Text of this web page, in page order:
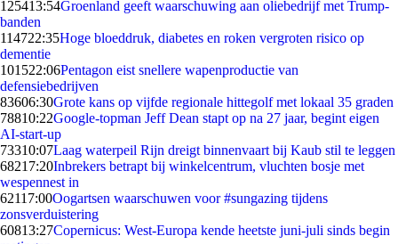
125413:54Groenland geeft waarschuwing aan oliebedrijf met Trump-
banden
114722:35Hoge bloeddruk, diabetes en roken vergroten risico op
dementie
101522:06Pentagon eist snellere wapenproductie van
defensiebedrijven
83606:30Grote kans op vijfde regionale hittegolf met lokaal 35 graden
78810:22Google-topman Jeff Dean stapt op na 27 jaar, begint eigen
AI-start-up
73310:07Laag waterpeil Rijn dreigt binnenvaart bij Kaub stil te leggen
68217:20Inbrekers betrapt bij winkelcentrum, vluchten bosje met
wespennest in
62117:00Oogartsen waarschuwen voor #sungazing tijdens
zonsverduistering
60813:27Copernicus: West-Europa kende heetste juni-juli sinds begin